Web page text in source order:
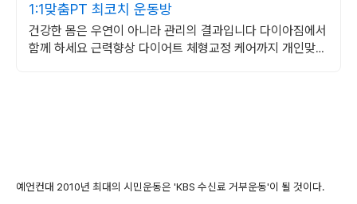
1:1맞춤PT 최코치 운동방
건강한 몸은 우연이 아니라 관리의 결과입니다 다이아짐에서
함께 하세요 근력향상 다이어트 체형교정 케어까지 개인맞춤
예언컨대 2010년 최대의 시민운동은 'KBS 수신료 거부운동'이 될 것이다.